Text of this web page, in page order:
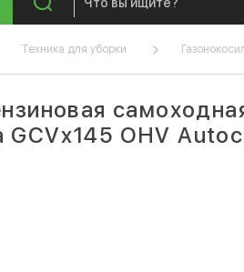
Техника для уборки
GCVx145 OHV